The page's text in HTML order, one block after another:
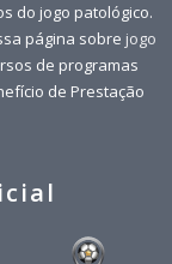
do jogo patológico.
página sobre jogo
de programas
de Prestação